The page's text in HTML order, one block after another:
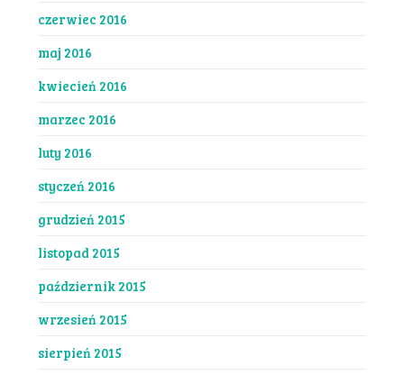
czerwiec 2016
maj 2016
kwiecień 2016
marzec 2016
luty 2016
styczeń 2016
grudzień 2015
listopad 2015
październik 2015
wrzesień 2015
sierpień 2015